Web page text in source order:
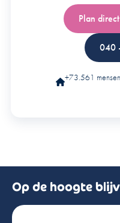
Plan
040
+73.561
Op de hoogte